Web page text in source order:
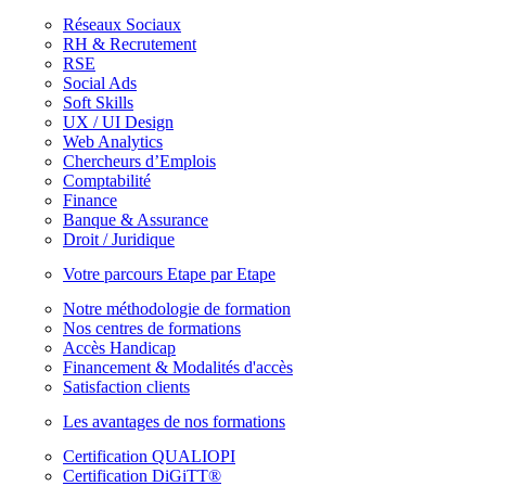
Réseaux Sociaux
RH & Recrutement
RSE
Social Ads
Soft Skills
UX / UI Design
Web Analytics
Chercheurs d’Emplois
Comptabilité
Finance
Banque & Assurance
Droit / Juridique
Votre parcours Etape par Etape
Notre méthodologie de formation
Nos centres de formations
Accès Handicap
Financement & Modalités d'accès
Satisfaction clients
Les avantages de nos formations
Certification QUALIOPI
Certification DiGiTT®